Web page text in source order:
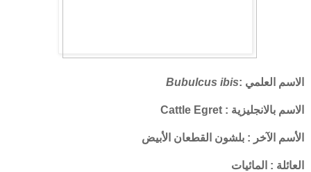
الاسم العلمي :Bubulcus ibis
الاسم بالانجليزية : Cattle Egret
الأسم الآخر : بلشون القطعان الأبيض
العائلة : المائيات